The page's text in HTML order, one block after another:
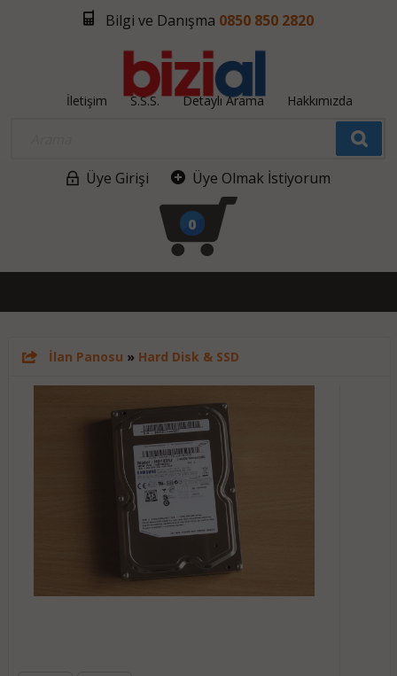
Bilgi ve Danışma 0850 850 2820
İletişim S.S.S. Detaylı Arama Hakkımızda
Üye Girişi Üye Olmak İstiyorum
0
İlan Panosu » Hard Disk & SSD